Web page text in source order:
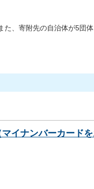
、寄附先の自治体が5団
イナンバーカードを